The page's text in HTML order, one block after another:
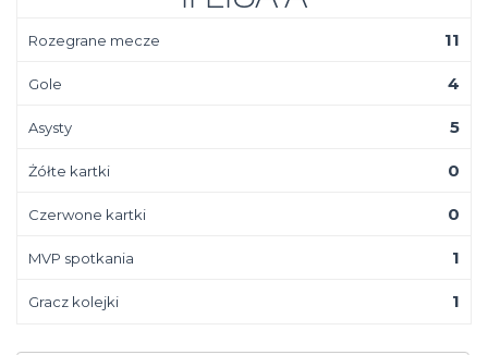
Rozegrane mecze 11
Gole 4
Asysty 5
Żółte kartki 0
Czerwone kartki 0
MVP spotkania 1
Gracz kolejki 1